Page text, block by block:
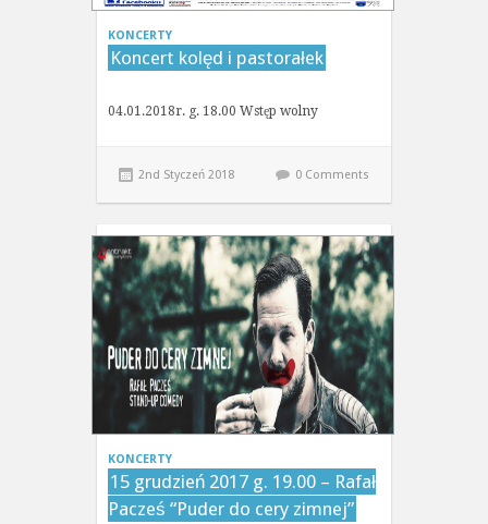
KONCERTY
Koncert kolęd i pastorałek
04.01.2018r. g. 18.00 Wstęp wolny
2nd Styczeń 2018 0 Comments
KONCERTY
15 grudzień 2017 g. 19.00 – Rafał
Pacześ “Puder do cery zimnej”